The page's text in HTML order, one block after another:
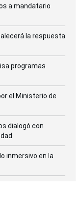
a mandatario
la respuesta
programas
el Ministerio de
dialogó con
inmersivo en la